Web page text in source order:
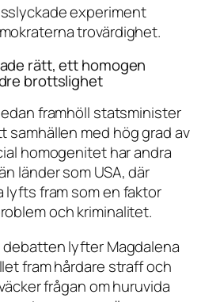
experiment
trovärdighet.
rätt, ett homogen
brottslighet
framhöll statsminister
samhällen med hög grad av
homogenitet har andra
länder som USA, där
lyfts fram som en faktor
och kriminalitet.
debatten lyfter Magdalena
fram hårdare straff och
frågan om huruvida